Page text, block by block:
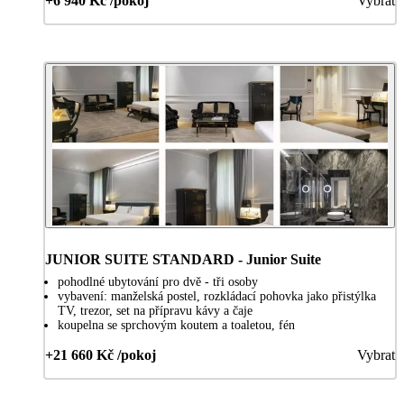
JUNIOR SUITE STANDARD - Junior Suite
pohodlné ubytování pro dvě - tři osoby
vybavení: manželská postel, rozkládací pohovka jako přistýlka
TV, trezor, set na přípravu kávy a čaje
koupelna se sprchovým koutem a toaletou, fén
+21 660 Kč /pokoj Vybrat